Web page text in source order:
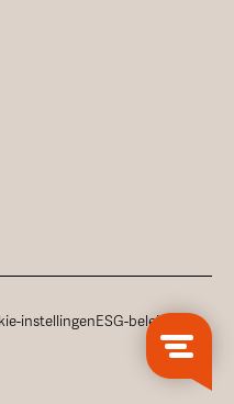
instellingenESG-beleid